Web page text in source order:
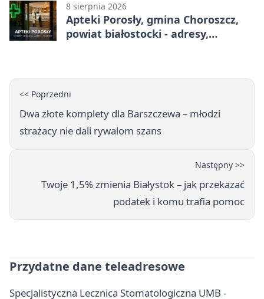
8 sierpnia 2026
Apteki Porosły, gmina Choroszcz,
powiat białostocki - adresy,
<< Poprzedni
Dwa złote komplety dla Barszczewa – młodzi
strażacy nie dali rywalom szans
Następny >>
Twoje 1,5% zmienia Białystok – jak przekazać
podatek i komu trafia pomoc
Przydatne dane teleadresowe
Specjalistyczna Lecznica Stomatologiczna UMB -